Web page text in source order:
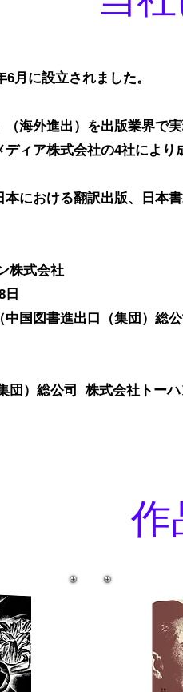
月に設立されました。
海外進出）を出版業界で
ディア株式会社の4社によ
における翻訳出版、日本
株式会社
日
国図書進出口（集団）
団）総公司 株式会社トー
作